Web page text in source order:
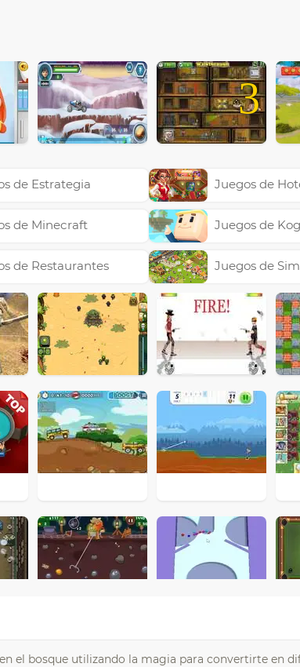
3
de Estrategia
de Minecraft
de Restaurantes
Juegos de
Juegos de
Juegos de
en el bosque utilizando la magia para convertirte en